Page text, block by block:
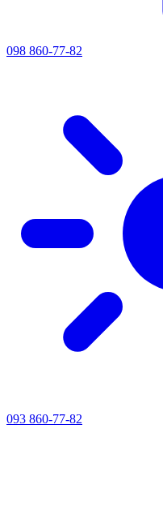
098 860-77-82
093 860-77-82